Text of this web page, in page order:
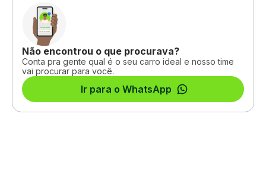
Não encontrou o que procurava?
Conta pra gente qual é o seu carro ideal e nosso time
vai procurar para você.
Ir para o WhatsApp